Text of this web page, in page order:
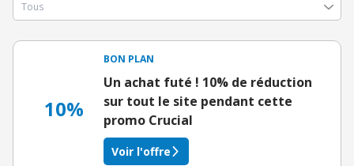
10%
BON PLAN
Un achat futé ! 10% de réduction
sur tout le site pendant cette
promo Crucial
Voir l'offre